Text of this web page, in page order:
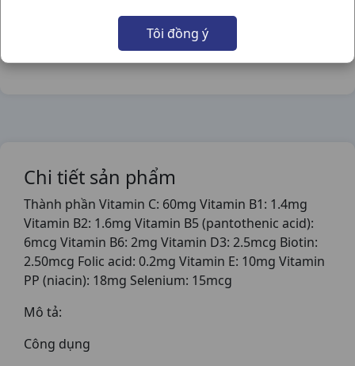
Tôi đồng ý
Chia sẻ qua mạng xã hội:
Chi tiết sản phẩm
Thành phần Vitamin C: 60mg Vitamin B1: 1.4mg
Vitamin B2: 1.6mg Vitamin B5 (pantothenic acid):
6mcg Vitamin B6: 2mg Vitamin D3: 2.5mcg Biotin:
2.50mcg Folic acid: 0.2mg Vitamin E: 10mg Vitamin
PP (niacin): 18mg Selenium: 15mcg
Mô tả:
Công dụng